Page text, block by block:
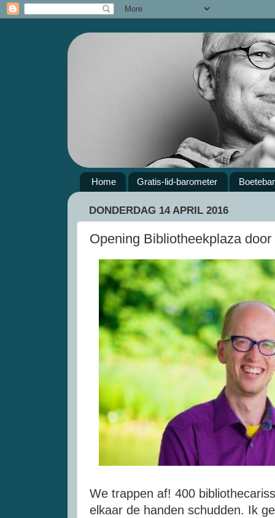
Home Gratis-lid-barometer
DONDERDAG 14 APRIL 2016
Opening Bibliotheekplaza
We trappen af! 400
elkaar de handen schudden. Ik